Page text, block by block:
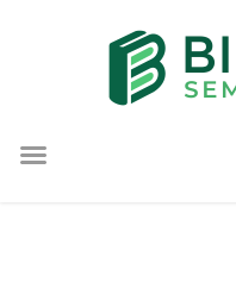
konten